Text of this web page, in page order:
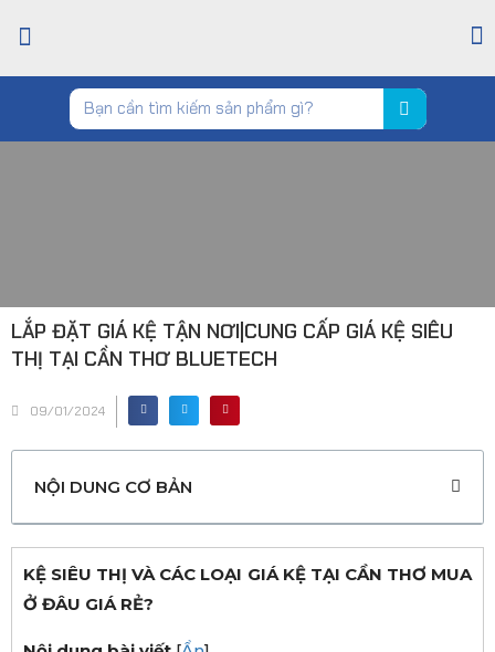
LẮP ĐẶT GIÁ KỆ TẬN NƠI|CUNG CẤP GIÁ KỆ SIÊU
THỊ TẠI CẦN THƠ BLUETECH
09/01/2024
NỘI DUNG CƠ BẢN
KỆ SIÊU THỊ VÀ CÁC LOẠI GIÁ KỆ TẠI CẦN THƠ MUA
Ở ĐÂU GIÁ RẺ?